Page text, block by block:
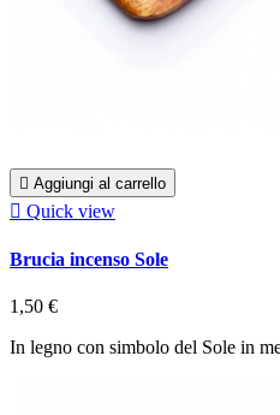
 Aggiungi al carrello
 Quick view
Brucia incenso Sole
1,50 €
In legno con simbolo del Sole in